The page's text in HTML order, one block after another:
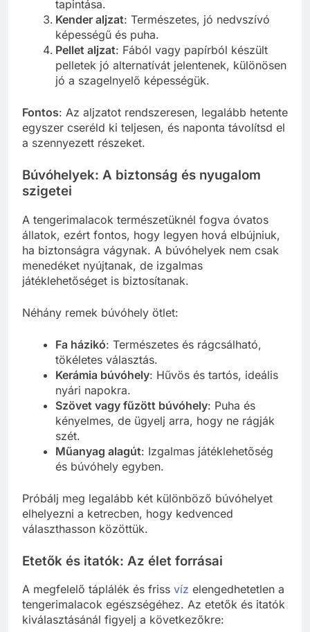
tapintása.
Kender aljzat: Természetes, jó nedvszívó
képességű és puha.
Pellet aljzat: Fából vagy papírból készült
pelletek jó alternatívát jelentenek, különösen
jó a szagelnyelő képességük.
Fontos: Az aljzatot rendszeresen, legalább hetente
egyszer cseréld ki teljesen, és naponta távolítsd el
a szennyezett részeket.
Búvóhelyek: A biztonság és nyugalom
szigetei
A tengerimalacok természetüknél fogva óvatos
állatok, ezért fontos, hogy legyen hová elbújniuk,
ha biztonságra vágynak. A búvóhelyek nem csak
menedéket nyújtanak, de izgalmas
játéklehetőséget is biztosítanak.
Néhány remek búvóhely ötlet:
Fa házikó: Természetes és rágcsálható,
tökéletes választás.
Kerámia búvóhely: Hűvös és tartós, ideális
nyári napokra.
Szövet vagy fűzött búvóhely: Puha és
kényelmes, de ügyelj arra, hogy ne rágják
szét.
Műanyag alagút: Izgalmas játéklehetőség
és búvóhely egyben.
Próbálj meg legalább két különböző búvóhelyet
elhelyezni a ketrecben, hogy kedvenced
választhasson közöttük.
Etetők és itatók: Az élet forrásai
A megfelelő táplálék és friss víz elengedhetetlen a
tengerimalacok egészségéhez. Az etetők és itatók
kiválasztásánál figyelj a következőkre: